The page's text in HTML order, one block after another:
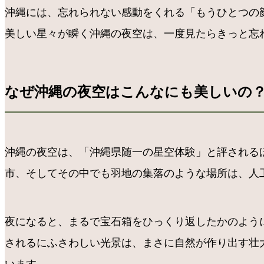
沖縄には、忘れられない感動をくれる「もうひとつ
美しい星々が瞬く沖縄の夜空は、一度見たらきっと
なぜ沖縄の夜空はこんなにも美しいの
沖縄の夜空は、「沖縄県随一の星空体験」と評され
市、そしてその中でも羽地の集落のような場所は、
夜になると、まるで宝石箱をひっくり返したかのよ
されるにふさわしい光景は、まさに自然が作り出す